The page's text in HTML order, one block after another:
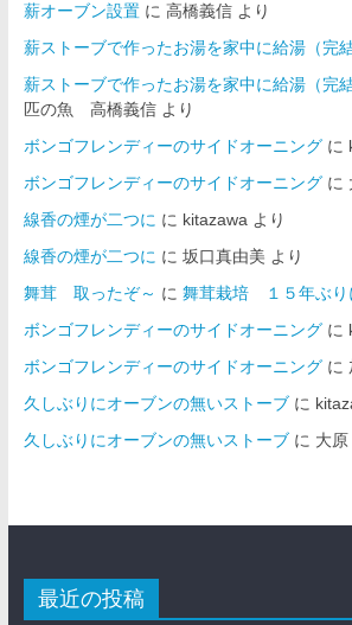
薪オーブン設置に 高橋義信より
薪ストーブで作ったお湯を家中に給湯（完結
薪ストーブで作ったお湯を家中に給湯（完結
匹の魚 高橋義信より
ボンゴフレンディーのサイドオーニングに
ボンゴフレンディーのサイドオーニングに
線香の煙が二つに に kitazawaより
線香の煙が二つに に 坂口真由美 より
舞茸 取ったぞ～ に 舞茸栽培 １５年ぶり
ボンゴフレンディーのサイドオーニングに
ボンゴフレンディーのサイドオーニングに
久しぶりにオーブンの無いストーブに
久しぶりにオーブンの無いストーブに 大
最近の投稿